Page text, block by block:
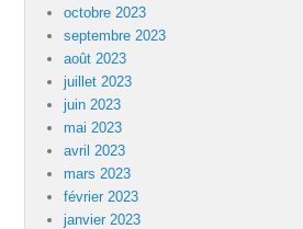
octobre 2023
septembre 2023
août 2023
juillet 2023
juin 2023
mai 2023
avril 2023
mars 2023
février 2023
janvier 2023